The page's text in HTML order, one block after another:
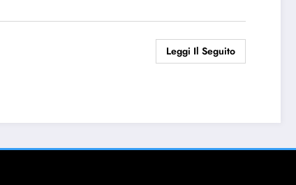
Leggi Il Seguito